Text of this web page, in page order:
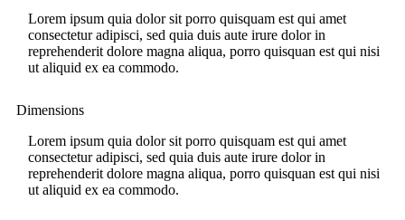
Lorem ipsum quia dolor sit porro quisquam est qui amet
consectetur adipisci, sed quia duis aute irure dolor in
reprehenderit dolore magna aliqua, porro quisquan est qui nisi
ut aliquid ex ea commodo.
Dimensions
Lorem ipsum quia dolor sit porro quisquam est qui amet
consectetur adipisci, sed quia duis aute irure dolor in
reprehenderit dolore magna aliqua, porro quisquan est qui nisi
ut aliquid ex ea commodo.